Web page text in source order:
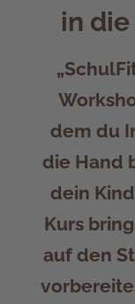
in die
dem du
die Hand
dein
Kurs
auf den